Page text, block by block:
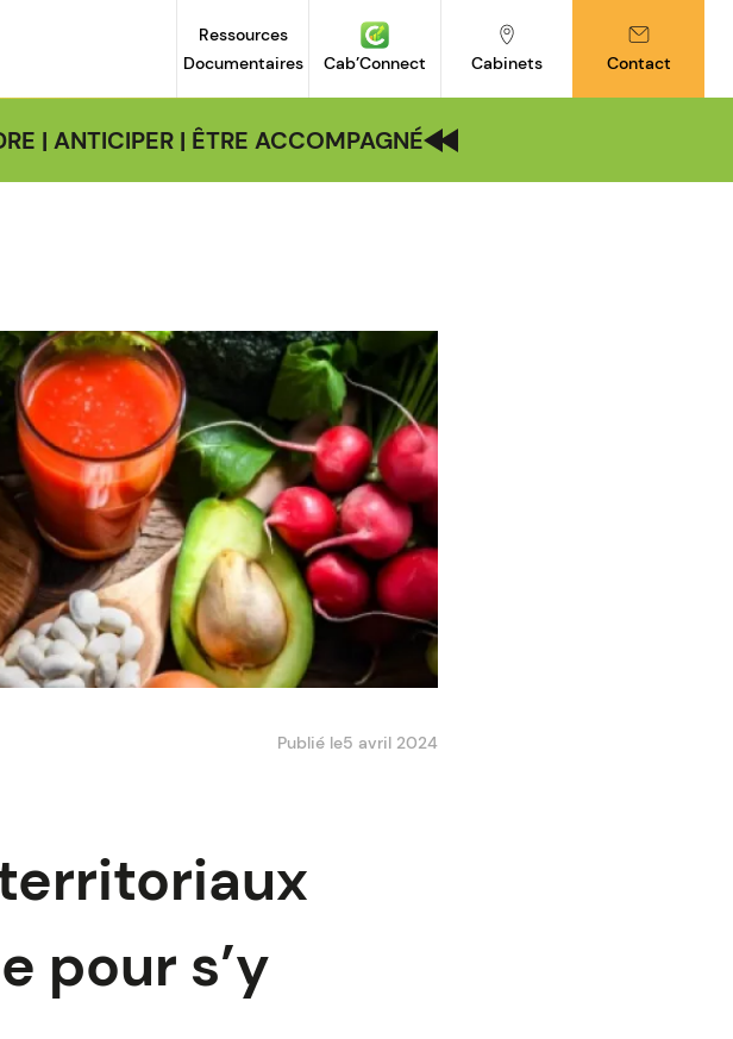
Ressources
Documentaires
Cab’Connect Cabinets Contact
| ANTICIPER | ÊTRE ACCOMPAGNÉ
Publié le5 avril 2024
pour s’y